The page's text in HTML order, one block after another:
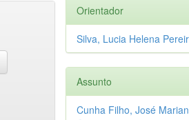
Orientador
Silva, Lucia Helena
Assunto
Cunha Filho, José